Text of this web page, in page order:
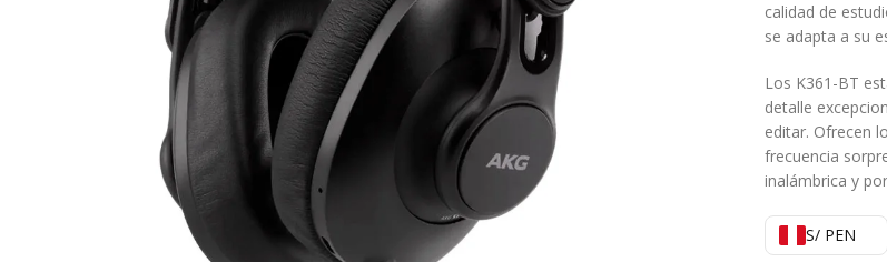
calidad de
se adapta a su
Los K361-BT
detalle
editar. Ofrecen
frecuencia
inalámbrica y
S/ PEN